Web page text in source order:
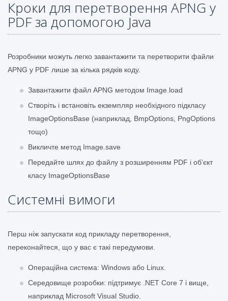
Кроки для перетворення APNG у
PDF за допомогою Java
Розробники можуть легко завантажити та перетворити файли
APNG у PDF лише за кілька рядків коду.
Завантажити файл APNG методом Image.load
Створіть і встановіть екземпляр необхідного підкласу
ImageOptionsBase (наприклад, BmpOptions, PngOptions
тощо)
Викличте метод Image.save
Передайте шлях до файлу з розширенням PDF і об’єкт
класу ImageOptionsBase
Системні вимоги
Перш ніж запускати код прикладу перетворення,
переконайтеся, що у вас є такі передумови.
Операційна система: Windows або Linux.
Середовище розробки: підтримує .NET Core 7 і вище,
наприклад Microsoft Visual Studio.